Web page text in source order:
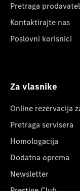
Pretraga
Kontaktirajte nas
Poslovni korisnici
Za vlasnike
Online rezervacija
Pretraga servisera
Homologacija
Dodatna oprema
Newsletter